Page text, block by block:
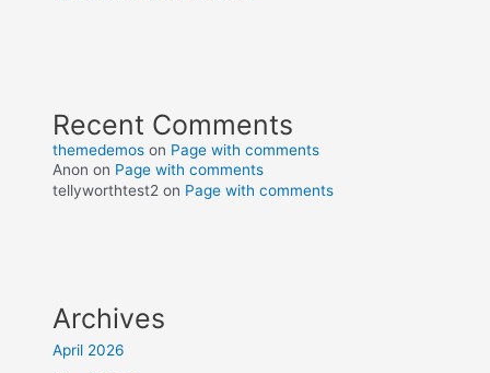
Recent Comments
themedemos on Page with comments
Anon on Page with comments
tellyworthtest2 on Page with comments
Archives
April 2026